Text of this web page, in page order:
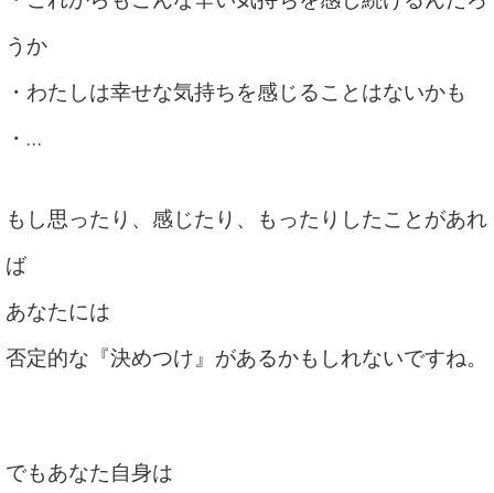
うか
・わたしは幸せな気持ちを感じることはないかも
・…
もし思ったり、感じたり、もったりしたことがあれ
ば
あなたには
否定的な『決めつけ』があるかもしれないですね。
でもあなた自身は